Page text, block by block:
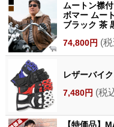
ムートン襟
ボマー ムー
ブラック 茶
74,800円 (
レザーバイ
7,480円 (税
【特価品】